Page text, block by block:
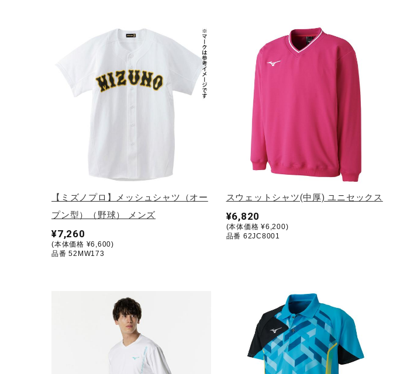
メディカル
【ミズノプロ】メッシュシャツ（オー
プン型）（野球） メンズ
¥7,260
(本体価格 ¥6,600)
品番 52MW173
スウェットシャツ(中厚) ユニセックス
¥6,820
(本体価格 ¥6,200)
品番 62JC8001